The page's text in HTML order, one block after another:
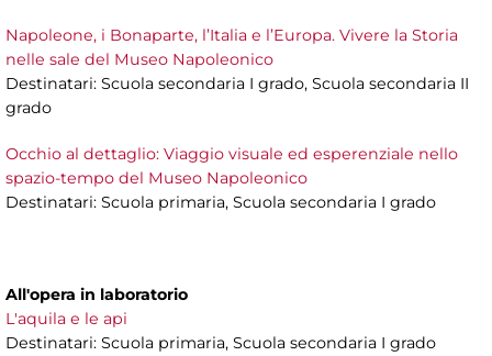
Napoleone, i Bonaparte, l’Italia e l’Europa. Vivere la Storia
nelle sale del Museo Napoleonico
Destinatari: Scuola secondaria I grado, Scuola secondaria II
grado
Occhio al dettaglio: Viaggio visuale ed esperenziale nello
spazio-tempo del Museo Napoleonico
Destinatari: Scuola primaria, Scuola secondaria I grado
All'opera in laboratorio
L'aquila e le api
Destinatari: Scuola primaria, Scuola secondaria I grado